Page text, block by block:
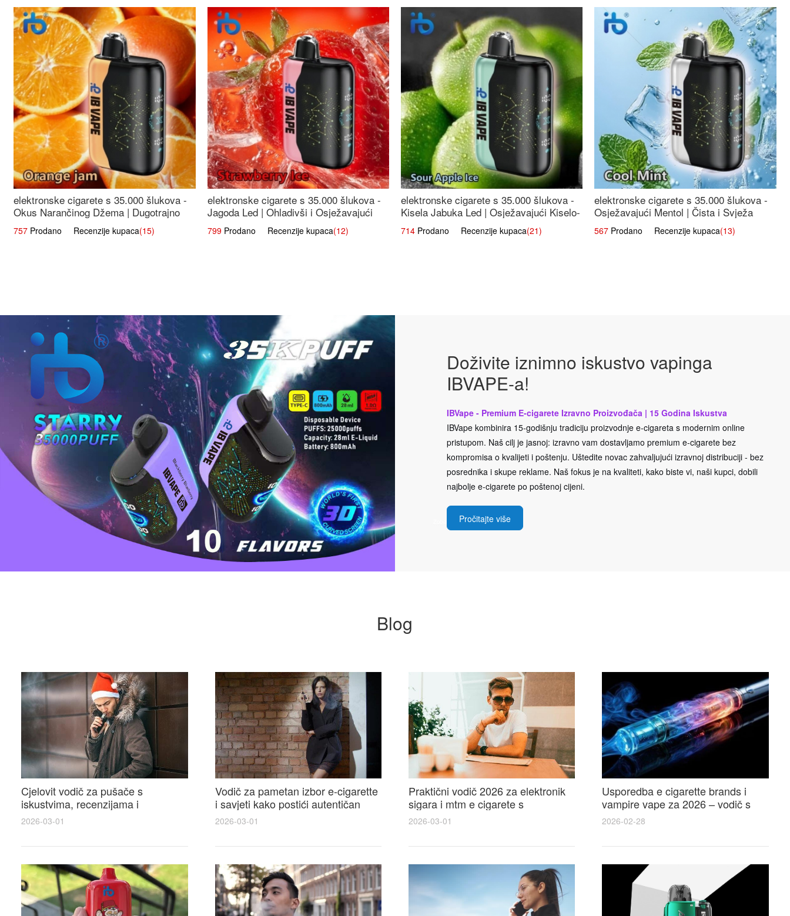
elektronske cigarete s 35.000 šlukova -
Okus Narančinog Džema | Dugotrajno
Iskustvo
757 Prodano Recenzije kupaca(15)
elektronske cigarete s 35.000 šlukova -
Jagoda Led | Ohladivši i Osježavajući
Okus
799Prodano Recenzije kupaca(12)
elektronske cigarete s 35.000 šlukova -
Kisela Jabuka Led | Osježavajući Kiselo-
Slatki Okus
714Prodano Recenzije kupaca(21)
elektronske cigarete s 35.000 šlukova -
Osježavajući Mentol | Čista i Svježa
Okus
567 Prodano Recenzije kupaca(13)
Doživite iznimno iskustvo vapinga
IBVAPE-a!
IBVape - Premium E-cigarete Izravno Proizvođača | 15 Godina Iskustva
IBVape kombinira 15-godišnju tradiciju proizvodnje e-cigareta s modernim online
pristupom. Naš cilj je jasnoj: izravno vam dostavljamo premium e-cigarete bez
kompromisa o kvalijeti i poštenju. Uštedite novac zahvaljujući izravnoj distribuciji - bez
posrednika i skupe reklame. Naš fokus je na kvaliteti, kako biste vi, naši kupci, dobili
najbolje e-cigarete po poštenoj cijeni.
Pročitajte više
Blog
Cjelovit vodič za pušače s
iskustvima, recenzijama i
raspravama o e-cigarette na e
cigareta forum
2026-03-01
Vodič za pametan izbor e-cigarette
i savjeti kako postići autentičan
elektronske cigarete feel
2026-03-01
Praktični vodič 2026 za elektronik
sigara i mtm e cigarete s
usporedbom, recenzijama i
savjetima
2026-03-01
Usporedba e cigarette brands i
vampire vape za 2026 – vodič s
recenzijama, okusima i najboljim
ponudama
2026-02-28